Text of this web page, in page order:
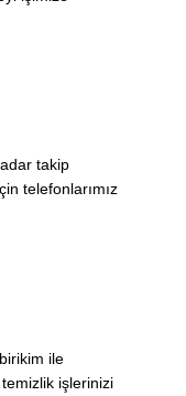
takip
telefonlarımız
ile
işlerinizi